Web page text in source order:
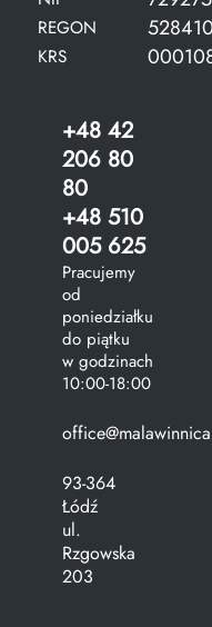
REGON
KRS
+48 42
206 80
80
+48 510
005 625
Pracujemy
od
poniedziałku
do piątku
w godzinach
10:00-18:00
93-364
Łódź
ul.
Rzgowska
203